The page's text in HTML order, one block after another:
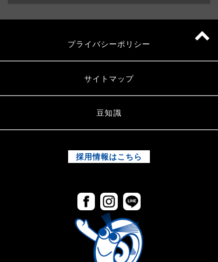
プライバシーポリシー
サイトマップ
豆知識
採用情報はこちら